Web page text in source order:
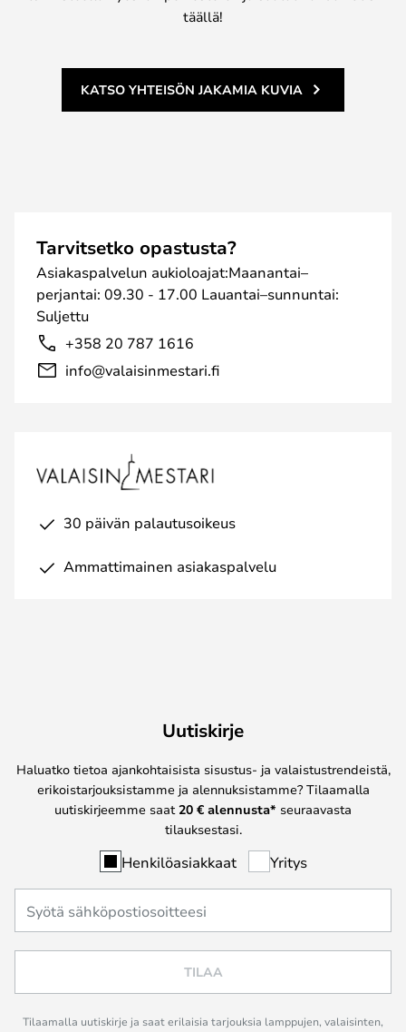
täällä!
KATSO YHTEISÖN JAKAMIA KUVIA
Tarvitsetko opastusta?
Asiakaspalvelun aukioloajat:Maanantai–
perjantai: 09.30 - 17.00 Lauantai–sunnuntai:
Suljettu
+358 20 787 1616
info@valaisinmestari.fi
30 päivän palautusoikeus
Ammattimainen asiakaspalvelu
Uutiskirje
Haluatko tietoa ajankohtaisista sisustus- ja valaistustrendeistä,
erikoistarjouksistamme ja alennuksistamme? Tilaamalla
uutiskirjeemme saat 20 € alennusta* seuraavasta
tilauksestasi.
Henkilöasiakkaat Yritys
TILAA
Tilaamalla uutiskirje ja saat erilaisia tarjouksia lamppujen, valaisinten,